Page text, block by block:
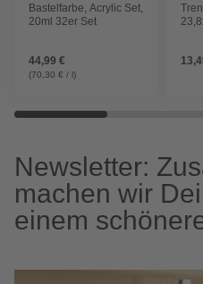
Bastelfarbe, Acrylic Set,
20ml 32er Set
44,99 €
(70,30 € / l)
Newsletter:
machen wir
einem